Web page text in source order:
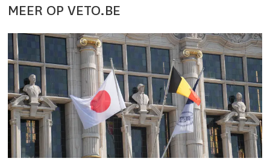
MEER OP VETO.BE